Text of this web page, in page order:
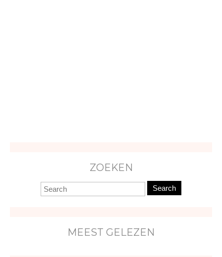
ZOEKEN
Search
MEEST GELEZEN